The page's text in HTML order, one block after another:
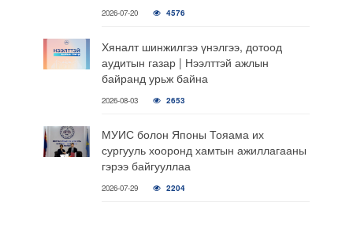
2026-07-20 4576
Хяналт шинжилгээ үнэлгээ, дотоод
аудитын газар | Нээлттэй ажлын
байранд урьж байна
2026-08-03 2653
МУИС болон Японы Тояама их
сургууль хооронд хамтын ажиллагааны
гэрээ байгууллаа
2026-07-29 2204